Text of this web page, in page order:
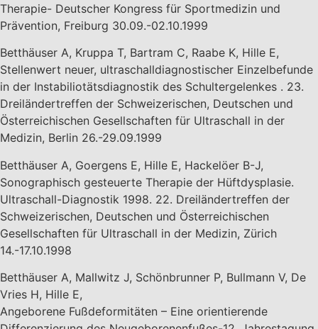
Therapie- Deutscher Kongress für Sportmedizin und
Prävention, Freiburg 30.09.-02.10.1999
Betthäuser A, Kruppa T, Bartram C, Raabe K, Hille E,
Stellenwert neuer, ultraschalldiagnostischer Einzelbefunde
in der Instabiliotätsdiagnostik des Schultergelenkes . 23.
Dreiländertreffen der Schweizerischen, Deutschen und
Österreichischen Gesellschaften für Ultraschall in der
Medizin, Berlin 26.-29.09.1999
Betthäuser A, Goergens E, Hille E, Hackelöer B-J,
Sonographisch gesteuerte Therapie der Hüftdysplasie.
Ultraschall-Diagnostik 1998. 22. Dreiländertreffen der
Schweizerischen, Deutschen und Österreichischen
Gesellschaften für Ultraschall in der Medizin, Zürich
14.-17.10.1998
Betthäuser A, Mallwitz J, Schönbrunner P, Bullmann V, De
Vries H, Hille E,
Angeborene Fußdeformitäten – Eine orientierende